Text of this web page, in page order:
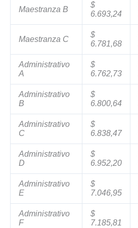
Maestranza B
$
6.693,24
Maestranza C
$
6.781,68
Administrativo
A
$
6.762,73
Administrativo
B
$
6.800,64
Administrativo
C
$
6.838,47
Administrativo
D
$
6.952,20
Administrativo
E
$
7.046,95
Administrativo
F
$
7.185,81